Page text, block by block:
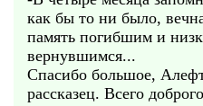
как бы то ни было,
память погибшим и
вернувшимся...
Спасибо большое,
рассказец. Всего